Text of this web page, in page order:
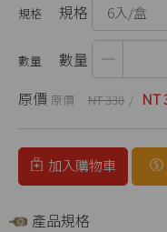
規格
數量
原價
NT 330 NT
加入購物車
產品規格